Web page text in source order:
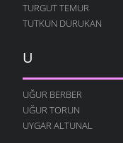
TURGUT TEMUR
TUTKUN DURUKAN
U
UĞUR BERBER
UĞUR TORUN
UYGAR ALTUNAL